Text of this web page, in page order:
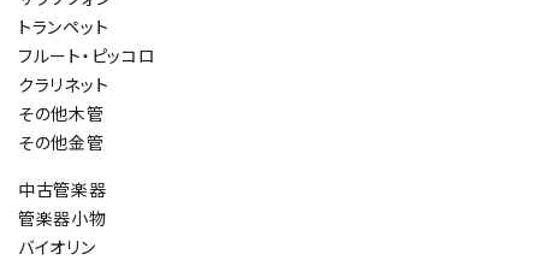
トランペット
フルート・ピッコロ
クラリネット
その他木管
その他金管
中古管楽器
管楽器小物
バイオリン